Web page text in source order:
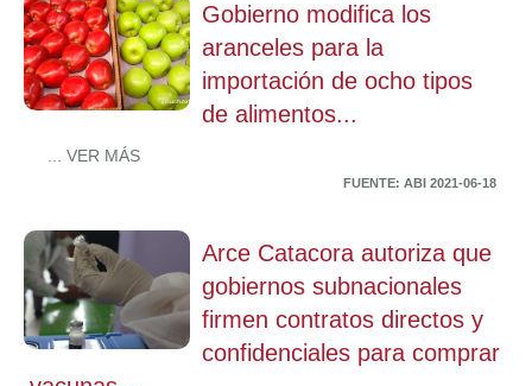
Gobierno modifica los
aranceles para la
importación de ocho tipos
de alimentos...
... VER MÁS
FUENTE: ABI 2021-06-18
Arce Catacora autoriza que
gobiernos subnacionales
firmen contratos directos y
confidenciales para comprar